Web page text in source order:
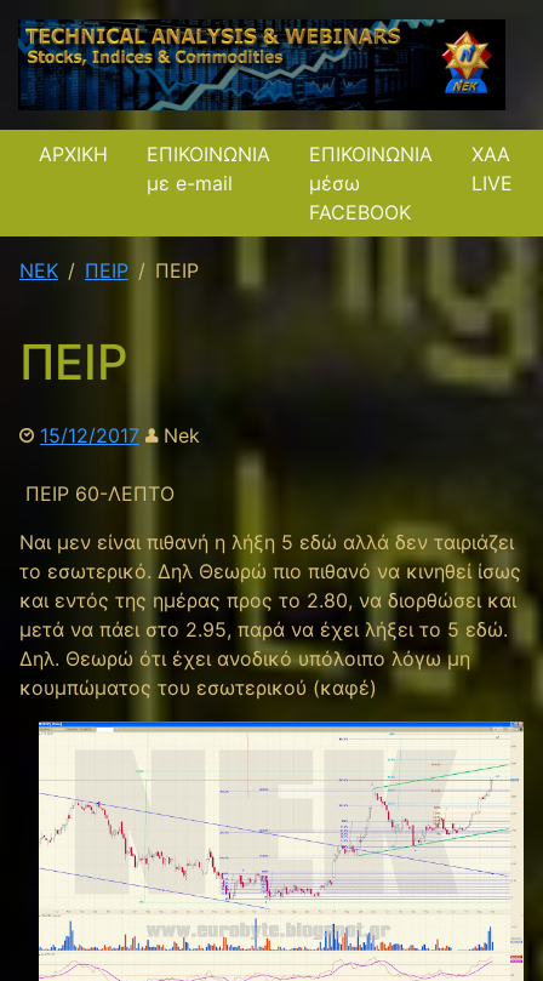
ΑΡΧΙΚΗ
ΕΠΙΚΟΙΝΩΝΙΑ
με e-mail
ΕΠΙΚΟΙΝΩΝΙΑ
μέσω
FACEBOOK
XAA
LIVE
NEK ΠΕΙΡ ΠΕΙΡ
ΠΕΙΡ
15/12/2017 Nek
ΠΕΙΡ 60-ΛΕΠΤΟ
Ναι μεν είναι πιθανή η λήξη 5 εδώ αλλά δεν ταιριάζει
το εσωτερικό. Δηλ Θεωρώ πιο πιθανό να κινηθεί ίσως
και εντός της ημέρας προς το 2.80, να διορθώσει και
μετά να πάει στο 2.95, παρά να έχει λήξει το 5 εδώ.
Δηλ. Θεωρώ ότι έχει ανοδικό υπόλοιπο λόγω μη
κουμπώματος του εσωτερικού (καφέ)